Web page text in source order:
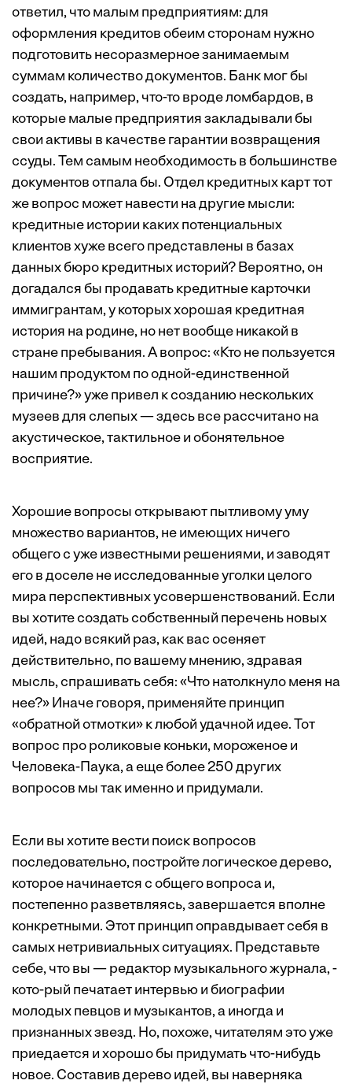
ответил, что малым предприятиям: для
оформления кредитов обеим сторонам нужно
подготовить несоразмерное занимаемым
суммам количество документов. Банк мог бы
создать, например, что-то вроде ломбардов, в
которые малые предприятия закладывали бы
свои активы в качестве гарантии возвращения
ссуды. Тем самым необходимость в большинстве
документов отпала бы. Отдел кредитных карт тот
же вопрос может навести на другие мысли:
кредитные истории каких потенциальных
клиентов хуже всего представлены в базах
данных бюро кредитных историй? Вероятно, он
догадался бы продавать кредитные карточки
иммигрантам, у которых хорошая кредитная
история на родине, но нет вообще никакой в
стране пребывания. А вопрос: «Кто не пользуется
нашим продуктом по одной-един­ственной
причине?» уже привел к созданию нескольких
музеев для слепых — здесь все рассчитано на
акустическое, тактильное и обонятельное
восприятие.
Хорошие вопросы открывают пытливому уму
множество вариантов, не имеющих ничего
общего с уже известными решениями, и заводят
его в доселе не исследованные уголки целого
мира перспективных усовершенствований. Если
вы хотите создать собственный перечень новых
идей, надо всякий раз, как вас осеняет
действительно, по вашему мнению, здравая
мысль, спрашивать себя: «Что натолкнуло меня на
нее?» Иначе говоря, применяйте принцип
«обратной отмотки» к любой удачной идее. Тот
вопрос про роликовые коньки, мороженое и
Человека-Паука, а еще более 250 других
вопросов мы так именно и придумали.
Если вы хотите вести поиск вопросов
последовательно, постройте логическое дерево,
которое начинается с общего вопроса и,
постепенно разветвляясь, завершается вполне
конкретными. Этот принцип оправдывает себя в
самых нетривиальных ситуациях. Представьте
себе, что вы — редактор музыкального журнала, ­
ко­то-рый печатает интервью и биографии
молодых пев­цов и музыкантов, а иногда и
признанных звезд. Но, похоже, читателям это уже
приедается и хорошо бы придумать что-нибудь
новое. Составив дерево идей, вы наверняка